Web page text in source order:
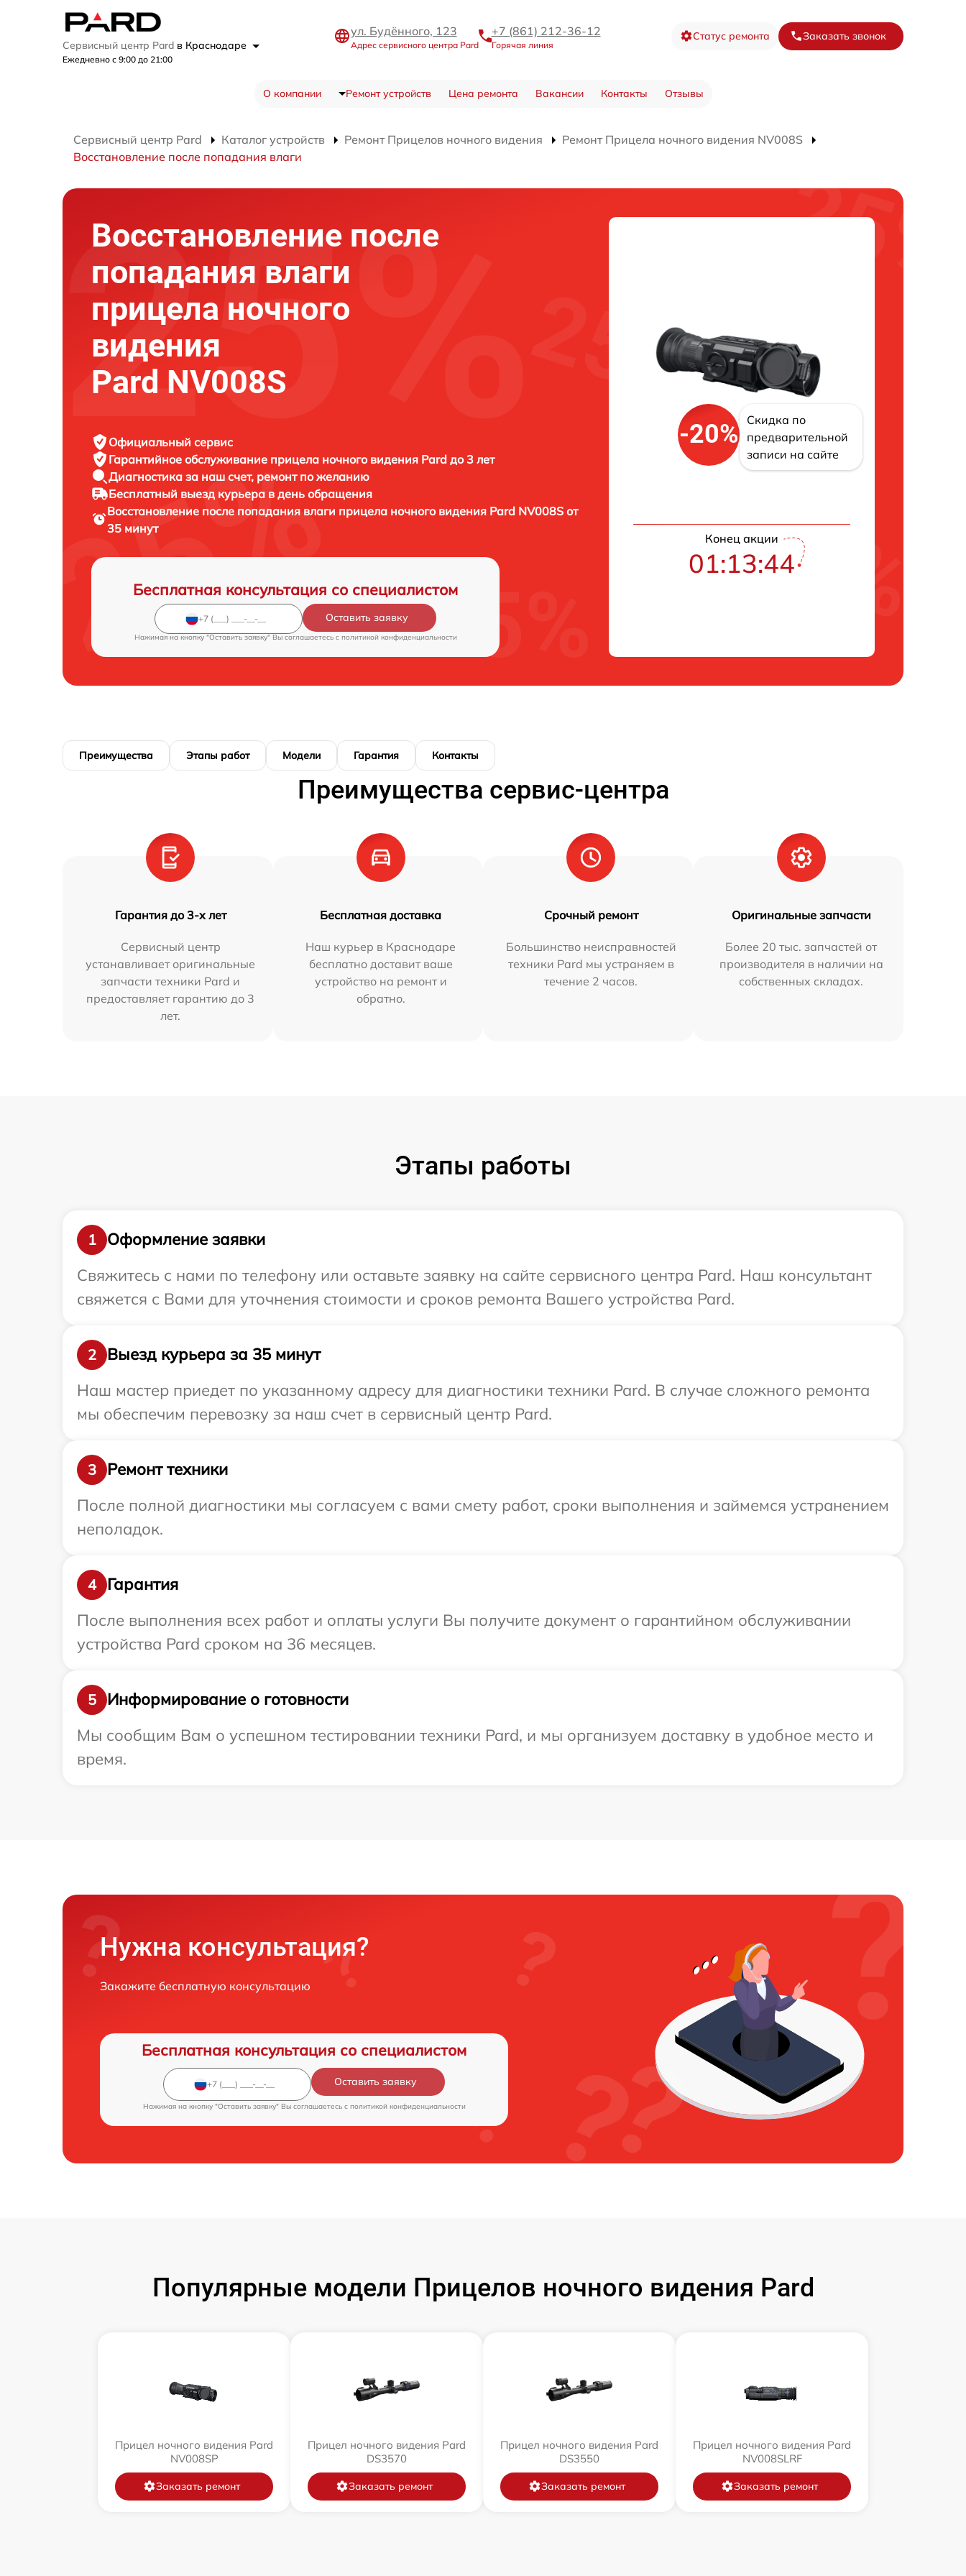
Сервисный центр Pard в Краснодаре
Ежедневно с 9:00 до 21:00
ул. Будённого, 123
Адрес сервисного центра Pard
+7 (861) 212-36-12
Горячая линия
Статус ремонта Заказать звонок
О компании Ремонт устройств Цена ремонта Вакансии Контакты Отзывы
Сервисный центр Pard Каталог устройств Ремонт Прицелов ночного видения
Ремонт Прицела ночного видения NV008S
Восстановление после попадания влаги
Восстановление после
попадания влаги
прицела ночного
видения
Pard NV008S
Официальный сервис
Гарантийное обслуживание прицела ночного видения Pard до 3 лет
Диагностика за наш счет, ремонт по желанию
Бесплатный выезд курьера в день обращения
Восстановление после попадания влаги прицела ночного видения Pard NV008S от
35 минут
Бесплатная консультация со специалистом
Оставить заявку
Нажимая на кнопку "Оставить заявку" Вы соглашаетесь c политикой конфиденциальности
-20%
Скидка по
предварительной
записи на сайте
Конец акции
01:13:43
Преимущества Этапы работ Модели Гарантия Контакты
Преимущества сервис-центра
Гарантия до 3-х лет
Сервисный центр
устанавливает оригинальные
запчасти техники Pard и
предоставляет гарантию до 3
лет.
Бесплатная доставка
Наш курьер в Краснодаре
бесплатно доставит ваше
устройство на ремонт и
обратно.
Срочный ремонт
Большинство неисправностей
техники Pard мы устраняем в
течение 2 часов.
Оригинальные запчасти
Более 20 тыс. запчастей от
производителя в наличии на
собственных складах.
Этапы работы
1
Оформление заявки
Свяжитесь с нами по телефону или оставьте заявку на сайте сервисного центра Pard. Наш консультант
свяжется с Вами для уточнения стоимости и сроков ремонта Вашего устройства Pard.
2
Выезд курьера за 35 минут
Наш мастер приедет по указанному адресу для диагностики техники Pard. В случае сложного ремонта
мы обеспечим перевозку за наш счет в сервисный центр Pard.
3
Ремонт техники
После полной диагностики мы согласуем с вами смету работ, сроки выполнения и займемся устранением
неполадок.
4
Гарантия
После выполнения всех работ и оплаты услуги Вы получите документ о гарантийном обслуживании
устройства Pard сроком на 36 месяцев.
5
Информирование о готовности
Мы сообщим Вам о успешном тестировании техники Pard, и мы организуем доставку в удобное место и
время.
Нужна консультация?
Закажите бесплатную консультацию
Бесплатная консультация со специалистом
Оставить заявку
Нажимая на кнопку "Оставить заявку" Вы соглашаетесь c политикой конфиденциальности
Популярные модели Прицелов ночного видения Pard
Прицел ночного видения Pard
NV008SP
Заказать ремонт
Прицел ночного видения Pard
DS3570
Заказать ремонт
Прицел ночного видения Pard
DS3550
Заказать ремонт
Прицел ночного видения Pard
NV008SLRF
Заказать ремонт